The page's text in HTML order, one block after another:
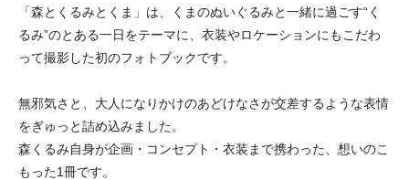
「森とくるみとくま」は、くまのぬいぐるみと一緒に過ごす“く
るみ”のとある一日をテーマに、衣装やロケーションにもこだわ
って撮影した初のフォトブックです。
無邪気さと、大人になりかけのあどけなさが交差するような表情
をぎゅっと詰め込みました。
森くるみ自身が企画・コンセプト・衣装まで携わった、想いのこ
もった1冊です。